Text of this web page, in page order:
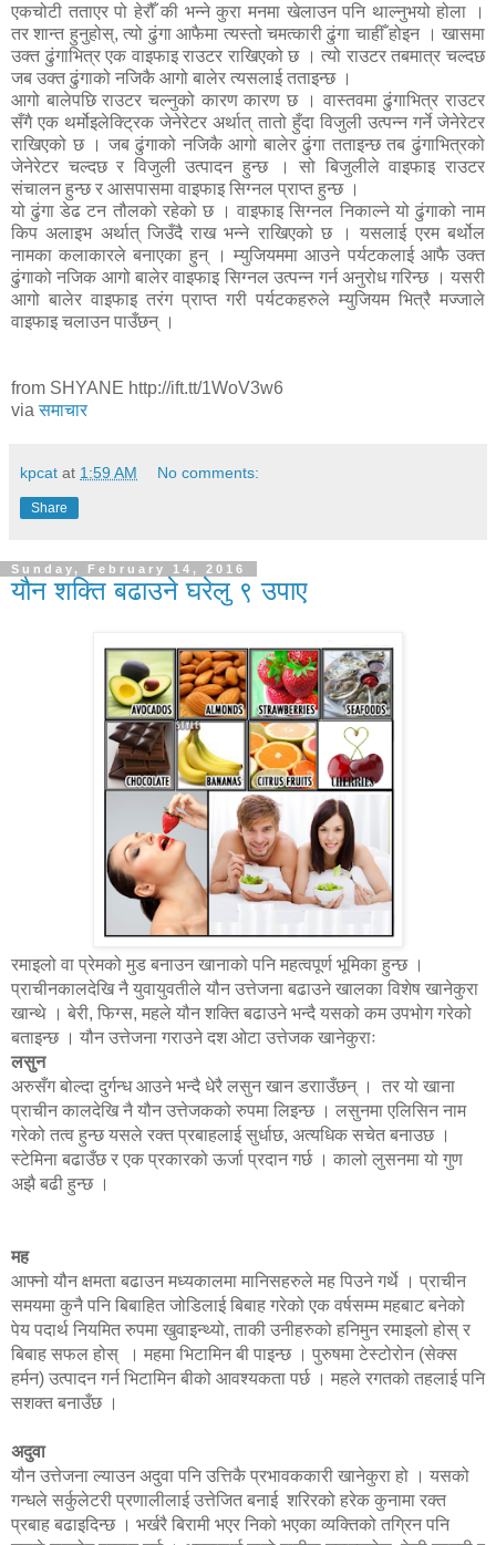
एकचोटी तताएर पो हेरौँ की भन्ने कुरा मनमा खेलाउन पनि थाल्नुभयो होला ।
तर शान्त हुनुहोस्, त्यो ढुंगा आफैमा त्यस्तो चमत्कारी ढुंगा चाहीँ होइन । खासमा
उक्त ढुंगाभित्र एक वाइफाइ राउटर राखिएको छ । त्यो राउटर तबमात्र चल्दछ
जब उक्त ढुंगाको नजिकै आगो बालेर त्यसलाई तताइन्छ ।
आगो बालेपछि राउटर चल्नुको कारण कारण छ । वास्तवमा ढुंगाभित्र राउटर
सँगै एक थर्मोइलेक्टि्रक जेनेरेटर अर्थात् तातो हुँदा विजुली उत्पन्न गर्ने जेनेरेटर
राखिएको छ । जब ढुंगाको नजिकै आगो बालेर ढुंगा तताइन्छ तब ढुंगाभित्रको
जेनेरेटर चल्दछ र विजुली उत्पादन हुन्छ । सो बिजुलीले वाइफाइ राउटर
संचालन हुन्छ र आसपासमा वाइफाइ सिग्नल प्राप्त हुन्छ ।
यो ढुंगा डेढ टन तौलको रहेको छ । वाइफाइ सिग्नल निकाल्ने यो ढुंगाको नाम
किप अलाइभ अर्थात् जिउँदै राख भन्ने राखिएको छ । यसलाई एरम बर्थोल
नामका कलाकारले बनाएका हुन् । म्युजियममा आउने पर्यटकलाई आफै उक्त
ढुंगाको नजिक आगो बालेर वाइफाइ सिग्नल उत्पन्न गर्न अनुरोध गरिन्छ । यसरी
आगो बालेर वाइफाइ तरंग प्राप्त गरी पर्यटकहरुले म्युजियम भित्रै मज्जाले
वाइफाइ चलाउन पाउँछन् ।
from SHYANE http://ift.tt/1WoV3w6
viaसमाचार
kpcat at 1:59 AM No comments:
Share
Sunday, February 14, 2016
यौन शक्ति बढाउने घरेलु ९ उपाए
रमाइलो वा प्रेमको मुड बनाउन खानाको पनि महत्वपूर्ण भूमिका हुन्छ ।
प्राचीनकालदेखि नै युवायुवतीले यौन उत्तेजना बढाउने खालका विशेष खानेकुरा
खान्थे । बेरी, फिग्स, महले यौन शक्ति बढाउने भन्दै यसको कम उपभोग गरेको
बताइन्छ । यौन उत्तेजना गराउने दश ओटा उत्तेजक खानेकुराः
लसुन
अरुसँग बोल्दा दुर्गन्ध आउने भन्दै धेरै लसुन खान डरााउँछन् । तर यो खाना
प्राचीन कालदेखि नै यौन उत्तेजकको रुपमा लिइन्छ । लसुनमा एलिसिन नाम
गरेको तत्व हुन्छ यसले रक्त प्रबाहलाई सुर्धाछ, अत्यधिक सचेत बनाउछ ।
स्टेमिना बढाउँछ र एक प्रकारको ऊर्जा प्रदान गर्छ । कालो लुसनमा यो गुण
अझै बढी हुन्छ ।
मह
आफ्नो यौन क्षमता बढाउन मध्यकालमा मानिसहरुले मह पिउने गर्थे । प्राचीन
समयमा कुनै पनि बिबाहित जोडिलाई बिबाह गरेको एक वर्षसम्म महबाट बनेको
पेय पदार्थ नियमित रुपमा खुवाइन्थ्यो, ताकी उनीहरुको हनिमुन रमाइलो होस् र
बिबाह सफल होस् । महमा भिटामिन बी पाइन्छ । पुरुषमा टेस्टोरोन (सेक्स
हर्मन) उत्पादन गर्न भिटामिन बीको आवश्यकता पर्छ । महले रगतको तहलाई पनि
सशक्त बनाउँछ ।
अदुवा
यौन उत्तेजना ल्याउन अदुवा पनि उत्तिकै प्रभावककारी खानेकुरा हो । यसको
गन्धले सर्कुलेटरी प्रणालीलाई उत्तेजित बनाई शरिरको हरेक कुनामा रक्त
प्रबाह बढाइदिन्छ । भर्खरै बिरामी भएर निको भएका व्यक्तिको तग्रिन पनि